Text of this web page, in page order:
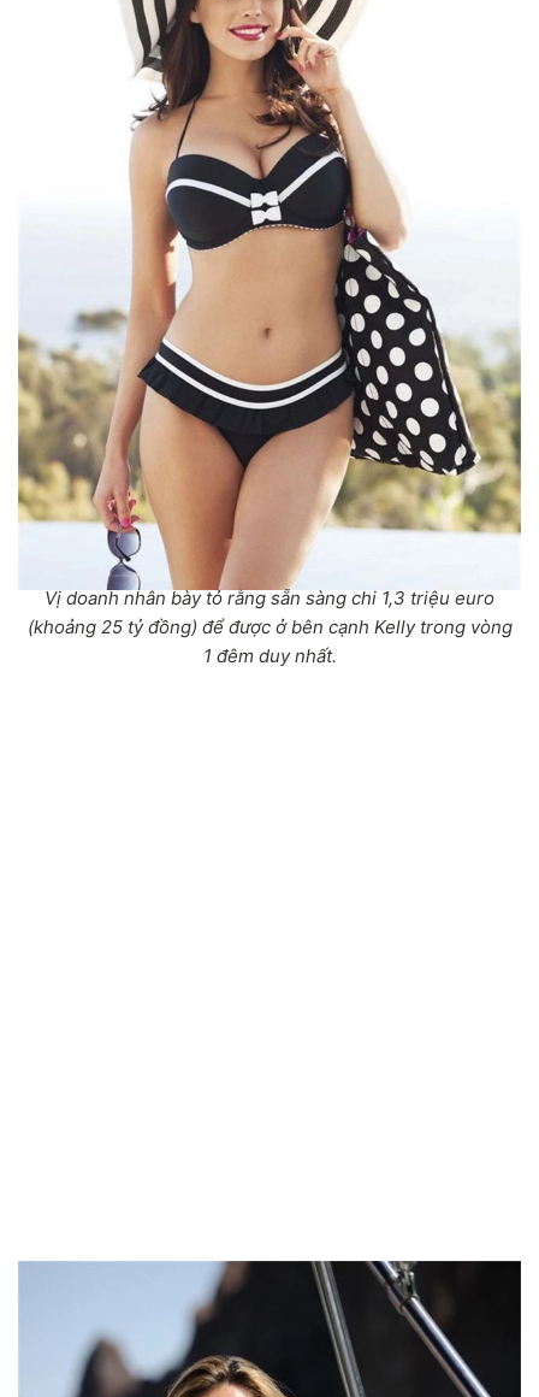
Vị doanh nhân bày tỏ rằng sẵn sàng chi 1,3 triệu euro
(khoảng 25 tỷ đồng) để được ở bên cạnh Kelly trong vòng
1 đêm duy nhất.